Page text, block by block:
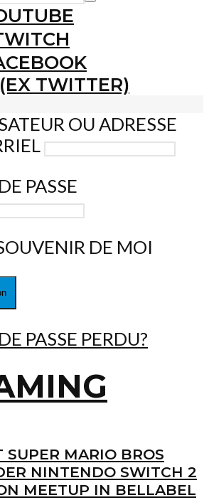
TWITTER)
OU ADRESSE
PASSE
DE MOI
PASSE PERDU?